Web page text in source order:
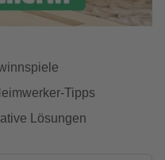
Tipps
Lösungen